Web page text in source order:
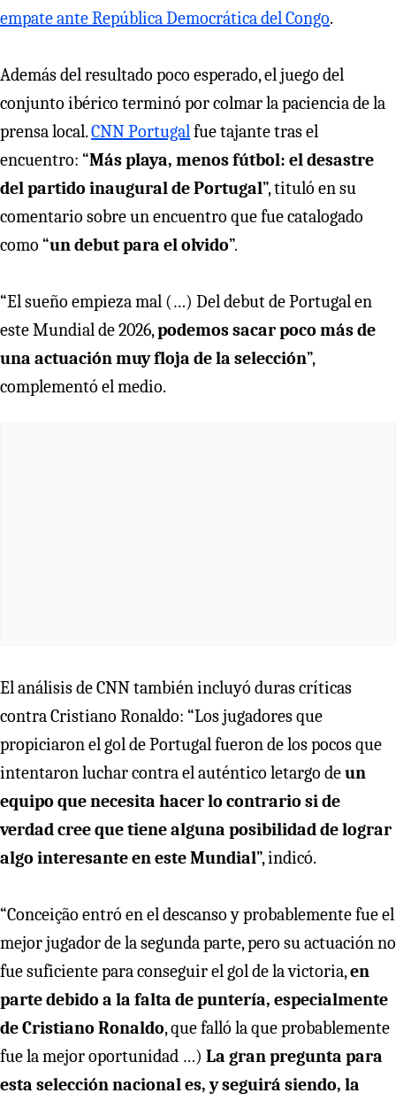
empate ante República Democrática del Congo.
Además del resultado poco esperado, el juego del
conjunto ibérico terminó por colmar la paciencia de la
prensa local.CNN Portugalfue tajante tras el
encuentro: “Más playa, menos fútbol: el desastre
del partido inaugural de Portugal”, tituló en su
comentario sobre un encuentro que fue catalogado
como “un debut para el olvido”.
“El sueño empieza mal (…) Del debut de Portugal en
este Mundial de 2026,podemos sacar poco más de
una actuación muy floja de la selección”,
complementó el medio.
El análisis de CNN también incluyó duras críticas
contra Cristiano Ronaldo: “Los jugadores que
propiciaron el gol de Portugal fueron de los pocos que
intentaron luchar contra el auténtico letargo deun
equipo que necesita hacer lo contrario si de
verdad cree que tiene alguna posibilidad de lograr
algo interesante en este Mundial”, indicó.
“Conceição entró en el descanso y probablemente fue el
mejor jugador de la segunda parte, pero su actuación no
fue suficiente para conseguir el gol de la victoria,en
parte debido a la falta de puntería, especialmente
de Cristiano Ronaldo, que falló la que probablemente
fue la mejor oportunidad …) La gran pregunta para
esta selección nacional es, y seguirá siendo, la